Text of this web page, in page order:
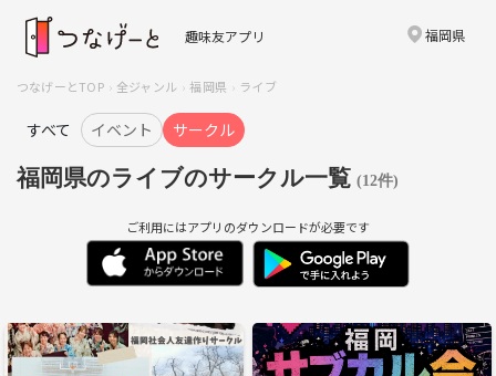
趣味友アプリ 福岡県
つなげーとTOP 全ジャンル 福岡県 ライブ
すべて イベント サークル
福岡県のライブのサークル一覧 (12件)
ご利用にはアプリのダウンロードが必要です